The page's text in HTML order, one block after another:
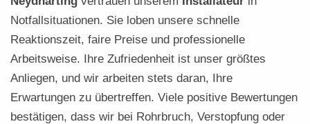
Notfallsituationen. Sie loben unsere schnelle
Reaktionszeit, faire Preise und professionelle
Arbeitsweise. Ihre Zufriedenheit ist unser größtes
Anliegen, und wir arbeiten stets daran, Ihre
Erwartungen zu übertreffen. Viele positive Bewertungen
bestätigen, dass wir bei Rohrbruch, Verstopfung oder